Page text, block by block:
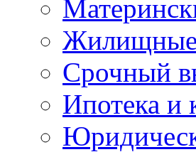
Жилищные
Срочный
Ипотека и